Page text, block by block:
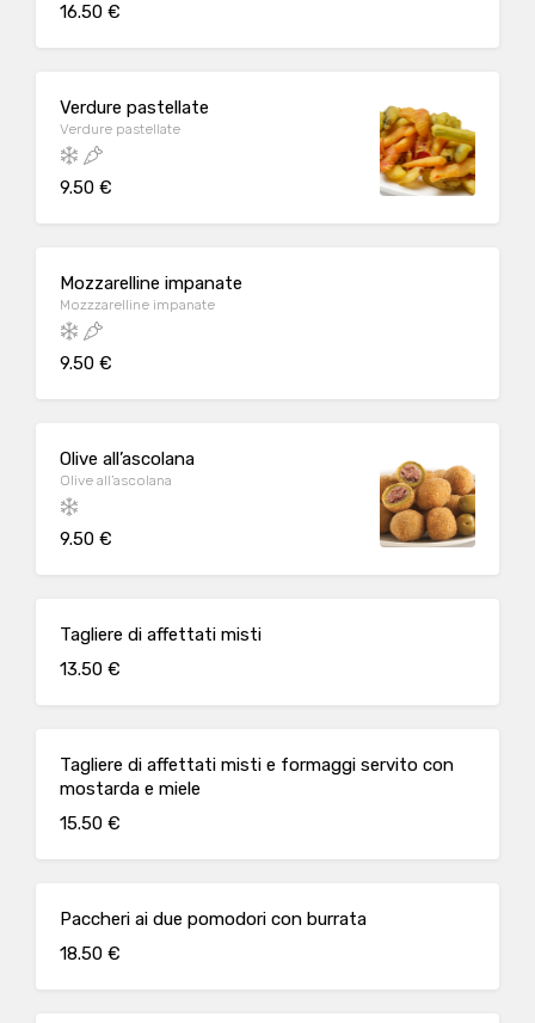
16.50 €
Verdure pastellate
Verdure pastellate
9.50 €
Mozzarelline impanate
Mozzzarelline impanate
9.50 €
Olive all’ascolana
Olive all’ascolana
9.50 €
Tagliere di affettati misti
13.50 €
Tagliere di affettati misti e formaggi servito con
mostarda e miele
15.50 €
Paccheri ai due pomodori con burrata
18.50 €